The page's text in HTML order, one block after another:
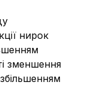
нирок
зменшення